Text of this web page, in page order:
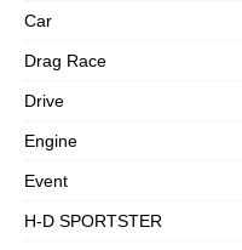
Car
Drag Race
Drive
Engine
Event
H-D SPORTSTER